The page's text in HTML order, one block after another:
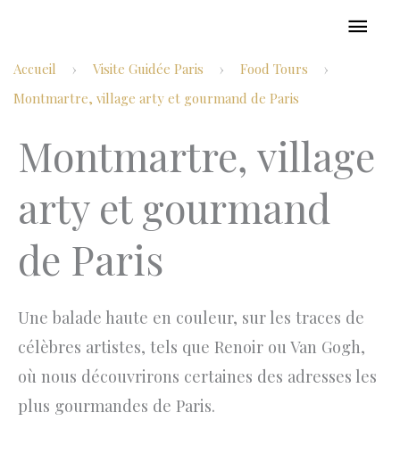
contenu
Accueil › Visite Guidée Paris › Food Tours ›
Montmartre, village arty et gourmand de Paris
Montmartre, village
arty et gourmand
de Paris
Une balade haute en couleur, sur les traces de
célèbres artistes, tels que Renoir ou Van Gogh,
où nous découvrirons certaines des adresses les
plus gourmandes de Paris.